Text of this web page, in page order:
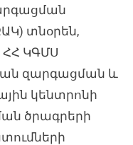
տնօրեն,
ՀՀ ԿԳՄՍ
զարգացման և
կենտրոնի
ծրագրերի